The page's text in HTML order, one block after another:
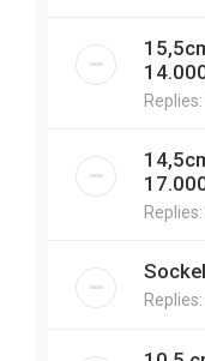
Replies:
Replies:
Replies: